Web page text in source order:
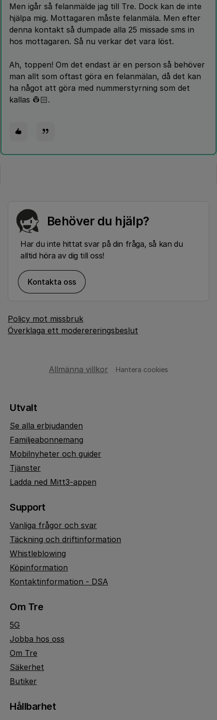
Men igår så felanmälde jag till Tre. Dock kan de inte
hjälpa mig. Mottagaren måste felanmäla. Men efter
denna kontakt så dumpade alla 25 missade sms in
hos mottagaren. Så nu verkar det vara löst.
Ah, toppen! Om det endast är en person så behöver
man allt som oftast göra en felanmälan, då det kan
ha något att göra med nummerstyrning som det
kallas 👷🏻.
Behöver du hjälp?
Har du inte hittat svar på din fråga, så kan du
alltid höra av dig till oss!
Kontakta oss
Policy mot missbruk
Överklaga ett moderereringsbeslut
Allmänna villkor Hantera cookies
Utvalt
Se alla erbjudanden
Familjeabonnemang
Mobilnyheter och guider
Tjänster
Ladda ned Mitt3-appen
Support
Vanliga frågor och svar
Täckning och driftinformation
Whistleblowing
Köpinformation
Kontaktinformation - DSA
Om Tre
5G
Jobba hos oss
Om Tre
Säkerhet
Butiker
Hållbarhet